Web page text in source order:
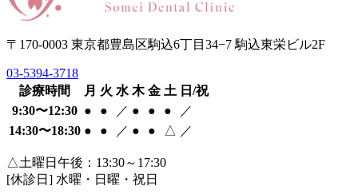
〒170-0003 東京都豊島区駒込6丁目34−7 駒込東栄ビル2F
03-5394-3718
診療時間
月 火 水 木 金 土 日/祝
9:30〜12:30 ● ● ／ ● ● ●
／
14:30〜18:30 ● ● ／ ● ● △ ／
△土曜日午後：13:30～17:30
[休診日] 水曜・日曜・祝日